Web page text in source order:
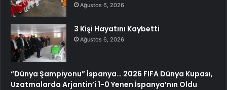
Ağustos 6, 2026
3 Kişi Hayatını Kaybetti
Ağustos 6, 2026
“Dünya Şampiyonu” İspanya… 2026 FIFA Dünya Kupası,
Uzatmalarda Arjantin’i 1-0 Yenen İspanya’nın Oldu